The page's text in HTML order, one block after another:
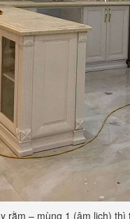
rằm – mùng 1 (âm lịch)